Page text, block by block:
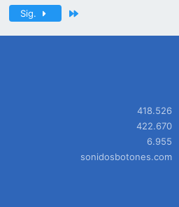
Sig.
418.526
422.670
6.955
sonidosbotones.com